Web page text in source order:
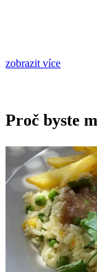
zobrazit více
Proč byste